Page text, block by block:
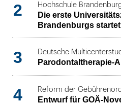
2
Hochschule
Die erste
Brandenburgs
3 Deutsche
Parodontaltherapie-
4 Reform der
Entwurf für GOÄ-